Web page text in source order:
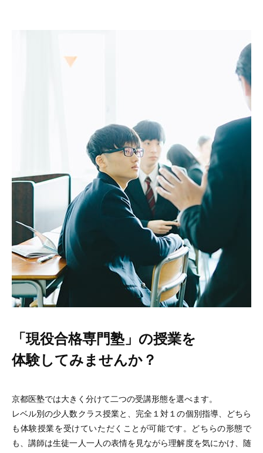
「現役合格専門塾」の授業を
体験してみませんか？
京都医塾では大きく分けて二つの受講形態を選べます。
レベル別の少人数クラス授業と、完全１対１の個別指導、どちら
も体験授業を受けていただくことが可能です。どちらの形態で
も、講師は生徒一人一人の表情を見ながら理解度を気にかけ、随